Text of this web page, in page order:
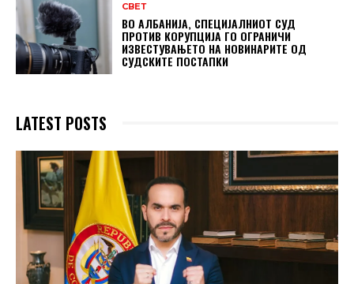
СВЕТ
ВО АЛБАНИЈА, СПЕЦИЈАЛНИОТ СУД
ПРОТИВ КОРУПЦИЈА ГО ОГРАНИЧИ
ИЗВЕСТУВАЊЕТО НА НОВИНАРИТЕ ОД
СУДСКИТЕ ПОСТАПКИ
LATEST POSTS